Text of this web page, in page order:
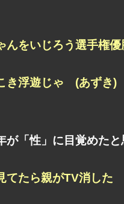
んをいじろう選手権
き浮遊じゃ (あずき)
が「性」に目覚めたと
てたら親がTV消した